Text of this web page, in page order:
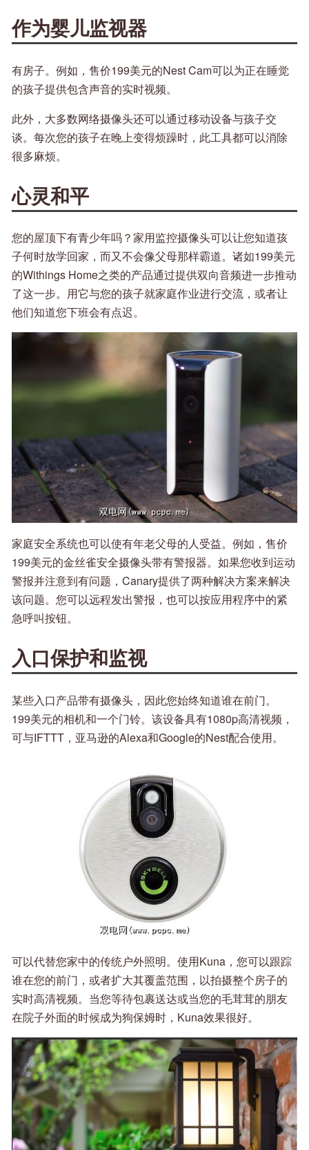
作为婴儿监视器
有房子。例如，售价199美元的Nest Cam可以为正在睡觉
的孩子提供包含声音的实时视频。
此外，大多数网络摄像头还可以通过移动设备与孩子交
谈。每次您的孩子在晚上变得烦躁时，此工具都可以消除
很多麻烦。
心灵和平
您的屋顶下有青少年吗？家用监控摄像头可以让您知道孩
子何时放学回家，而又不会像父母那样霸道。诸如199美元
的Withings Home之类的产品通过提供双向音频进一步推动
了这一步。用它与您的孩子就家庭作业进行交流，或者让
他们知道您下班会有点迟。
家庭安全系统也可以使有年老父母的人受益。例如，售价
199美元的金丝雀安全摄像头带有警报器。如果您收到运动
警报并注意到有问题，Canary提供了两种解决方案来解决
该问题。您可以远程发出警报，也可以按应用程序中的紧
急呼叫按钮。
入口保护和监视
某些入口产品带有摄像头，因此您始终知道谁在前门。
199美元的相机和一个门铃。该设备具有1080p高清视频，
可与IFTTT，亚马逊的Alexa和Google的Nest配合使用。
可以代替您家中的传统户外照明。使用Kuna，您可以跟踪
谁在您的前门，或者扩大其覆盖范围，以拍摄整个房子的
实时高清视频。当您等待包裹送达或当您的毛茸茸的朋友
在院子外面的时候成为狗保姆时，Kuna效果很好。